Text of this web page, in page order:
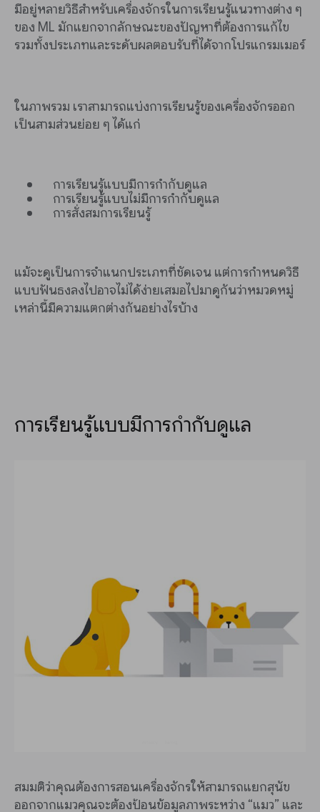
มีอยู่หลายวิธีสำหรับเครื่องจักรในการเรียนรู้แนวทางต่าง ๆ
ของ ML มักแยกจากลักษณะของปัญหาที่ต้องการแก้ไข
รวมทั้งประเภทและระดับผลตอบรับที่ได้จากโปรแกรมเมอร์
ในภาพรวม เราสามารถแบ่งการเรียนรู้ของเครื่องจักรออก
เป็นสามส่วนย่อย ๆ ได้แก่
การเรียนรู้แบบมีการกำกับดูแล
การเรียนรู้แบบไม่มีการกำกับดูแล
การสั่งสมการเรียนรู้
แม้จะดูเป็นการจำแนกประเภทที่ชัดเจน แต่การกำหนดวิธี
แบบฟันธงลงไปอาจไม่ได้ง่ายเสมอไปมาดูกันว่าหมวดหมู่
เหล่านี้มีความแตกต่างกันอย่างไรบ้าง
การเรียนรู้แบบมีการกำกับดูแล
สมมติว่าคุณต้องการสอนเครื่องจักรให้สามารถแยกสุนัข
ออกจากแมวคุณจะต้องป้อนข้อมูลภาพระหว่าง “แมว” และ